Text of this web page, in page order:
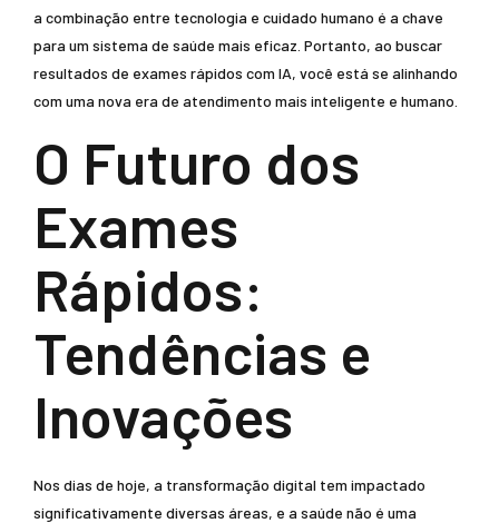
a combinação entre tecnologia e cuidado humano é a chave
para um sistema de saúde mais eficaz. Portanto, ao buscar
resultados de exames rápidos com IA, você está se alinhando
com uma nova era de atendimento mais inteligente e humano.
O Futuro dos
Exames
Rápidos:
Tendências e
Inovações
Nos dias de hoje, a transformação digital tem impactado
significativamente diversas áreas, e a saúde não é uma